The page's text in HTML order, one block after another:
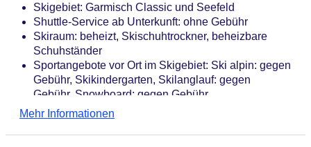
Skigebiet: Garmisch Classic und Seefeld
Shuttle-Service ab Unterkunft: ohne Gebühr
Skiraum: beheizt, Skischuhtrockner, beheizbare
Schuhständer
Sportangebote vor Ort im Skigebiet: Ski alpin: gegen
Gebühr, Skikindergarten, Skilanglauf: gegen
Gebühr, Snowboard: gegen Gebühr
Mehr Informationen